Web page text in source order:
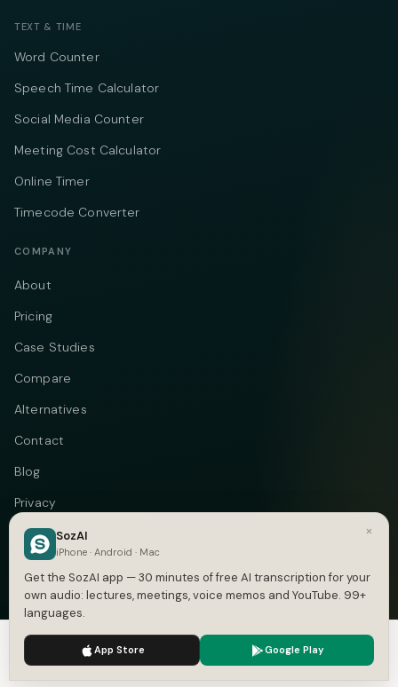
TEXT & TIME
Word Counter
Speech Time Calculator
Social Media Counter
Meeting Cost Calculator
Online Timer
Timecode Converter
COMPANY
About
Pricing
Case Studies
Compare
Alternatives
Contact
Blog
Privacy
Terms
DMCA
© 2026 Vastflow. All rights reserved. TelegramInstagram
We use cookies to enhance your experience.
×
SozAI
iPhone · Android · Mac
Get the SozAI app — 30 minutes of free AI transcription for your
own audio: lectures, meetings, voice memos and YouTube. 99+
languages.
App Store Google Play